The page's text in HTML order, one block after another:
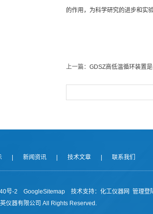
的作用，为科学研究的进步和实
上一篇： GDSZ高低温循环装置
新闻资讯 技术文章 联系我们
号-2 GoogleSitemap 技术支持： 化工仪器网 管理登
仪器有限公司 All Rights Reserved.